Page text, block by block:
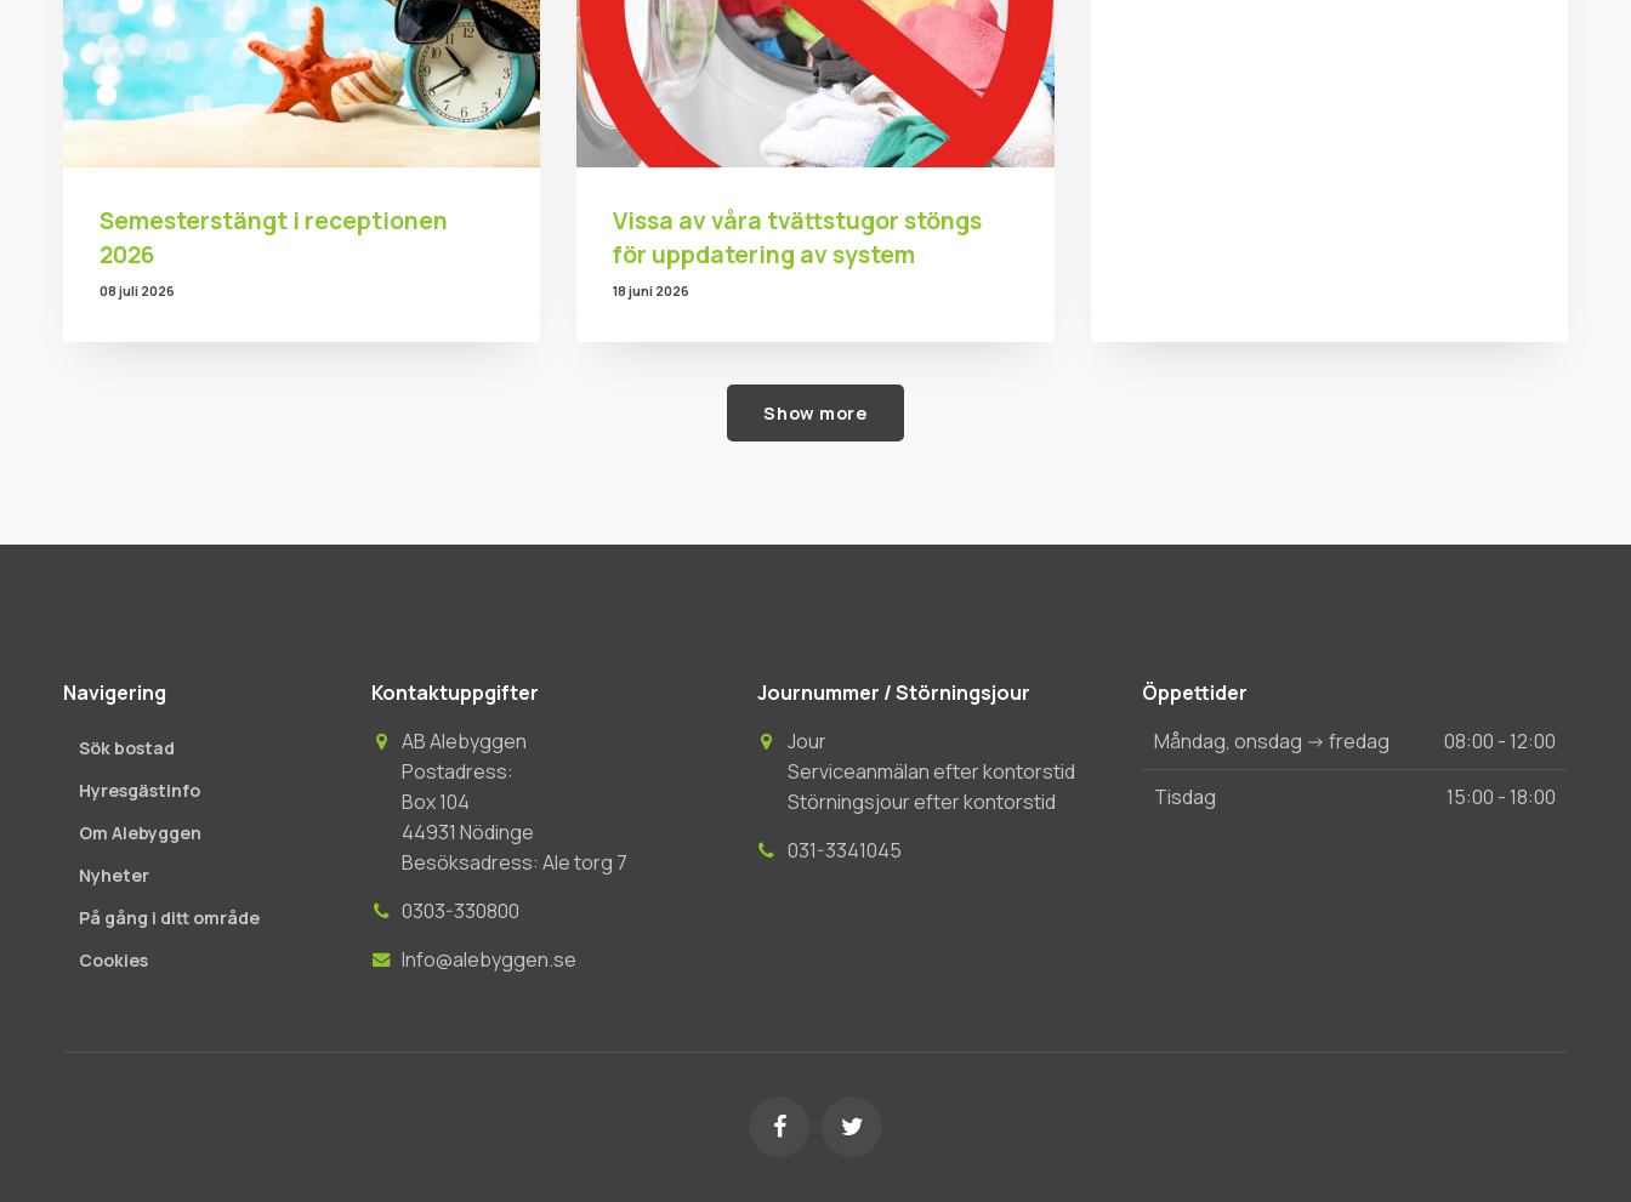
Semesterstängt i receptionen
2026
08 juli 2026
Vissa av våra tvättstugor stöngs
för uppdatering av system
18 juni 2026
Show more
Navigering
Sök bostad
Hyresgästinfo
Om Alebyggen
Nyheter
På gång i ditt område
Cookies
Kontaktuppgifter
AB Alebyggen
Postadress:
Box 104
44931 Nödinge
Besöksadress: Ale torg 7
0303-330800
Info@alebyggen.se
Journummer / Störningsjour
Jour
Serviceanmälan efter kontorstid
Störningsjour efter kontorstid
031-3341045
Öppettider
08:00 - 12:00
Måndag, onsdag -> fredag
15:00 - 18:00
Tisdag